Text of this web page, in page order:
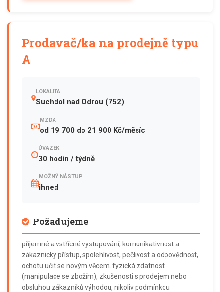
Prodavač/ka na prodejně typu
A
LOKALITA
Suchdol nad Odrou (752)
MZDA
od 19 700 do 21 900 Kč/měsíc
ÚVAZEK
30 hodin / týdně
MOŽNÝ NÁSTUP
ihned
Požadujeme
příjemné a vstřícné vystupování, komunikativnost a
zákaznický přístup, spolehlivost, pečlivost a odpovědnost,
ochotu učit se novým věcem, fyzická zdatnost
(manipulace se zbožím), zkušenosti s prodejem nebo
obsluhou zákazníků výhodou, nikoliv podmínkou